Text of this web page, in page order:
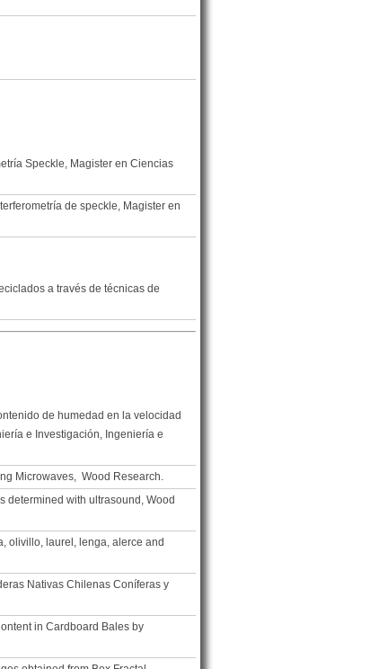
Speckle, Magister en Ciencias
de speckle, Magister en
a través de técnicas de
de humedad en la velocidad
e Investigación, Ingeniería e
Microwaves, Wood Research.
determined with ultrasound, Wood
olivillo, laurel, lenga, alerce and
Nativas Chilenas Coníferas y
in Cardboard Bales by